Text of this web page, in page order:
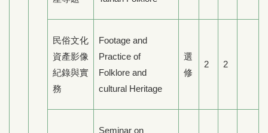
民俗文化
資產影像
紀錄與實
務
Footage and
Practice of
Folklore and
cultural Heritage
選
修
2 2
Seminar on